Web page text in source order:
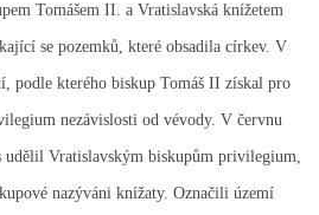
Tomášem II. a Vratislavská knížetem
se pozemků, které obsadila církev. V
podle kterého biskup Tomáš II získal pro
nezávislosti od vévody. V červnu
udělil Vratislavským biskupům privilegium,
nazýváni knížaty. Označili území